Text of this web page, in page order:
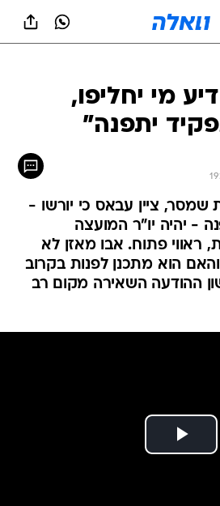
מי יחליפו,
יתפנה"
שמסר, ציין עבאס כי יורשו -
- יהיה יו"ר המועצה
ראווי פתוח. אבו מאזן לא
והאם הוא מתכנן לפנות בקרוב
ההודעה השאירה מקום רב